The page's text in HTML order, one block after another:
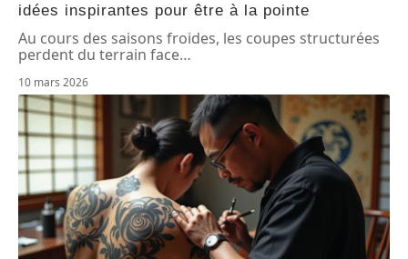
idées inspirantes pour être à la pointe
Au cours des saisons froides, les coupes structurées
perdent du terrain face…
10 mars 2026